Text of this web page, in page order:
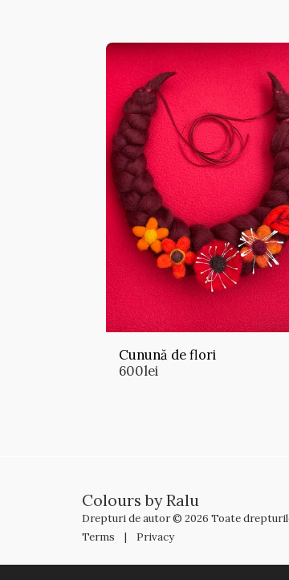
Cunună de flori
600lei
Colours by Ralu
Drepturi de autor © 2026 Toate
Terms | Privacy